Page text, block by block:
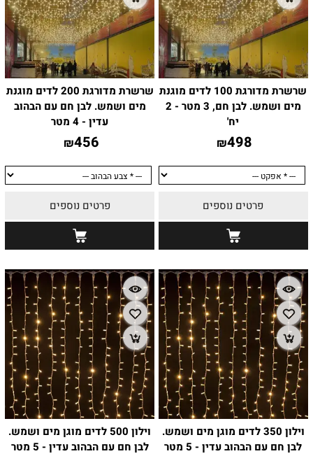
שרשרת מדורגת 100 לדים מוגנת
מים ושמש. לבן חם, 3 מטר - 2
יח'
₪498
פרטים נוספים
שרשרת מדורגת 200 לדים מוגנת
מים ושמש. לבן חם עם הבהוב
עדין - 4 מטר
₪456
פרטים נוספים
וילון 350 לדים מוגן מים ושמש.
לבן חם עם הבהוב עדין - 5 מטר
וילון 500 לדים מוגן מים ושמש.
לבן חם עם הבהוב עדין - 5 מטר